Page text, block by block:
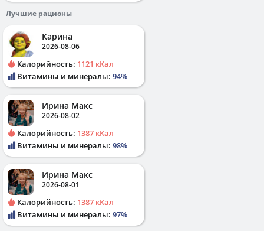
Лучшие рационы
Карина
2026-08-06
Калорийность: 1121 кКал
Витамины и минералы: 94%
Ирина Макс
2026-08-02
Калорийность: 1387 кКал
Витамины и минералы: 98%
Ирина Макс
2026-08-01
Калорийность: 1387 кКал
Витамины и минералы: 97%